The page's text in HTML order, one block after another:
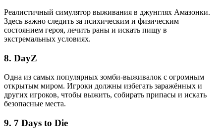
Реалистичный симулятор выживания в джунглях Амазонки.
Здесь важно следить за психическим и физическим
состоянием героя, лечить раны и искать пищу в
экстремальных условиях.
8. DayZ
Одна из самых популярных зомби-выживалок с огромным
открытым миром. Игроки должны избегать заражённых и
других игроков, чтобы выжить, собирать припасы и искать
безопасные места.
9. 7 Days to Die